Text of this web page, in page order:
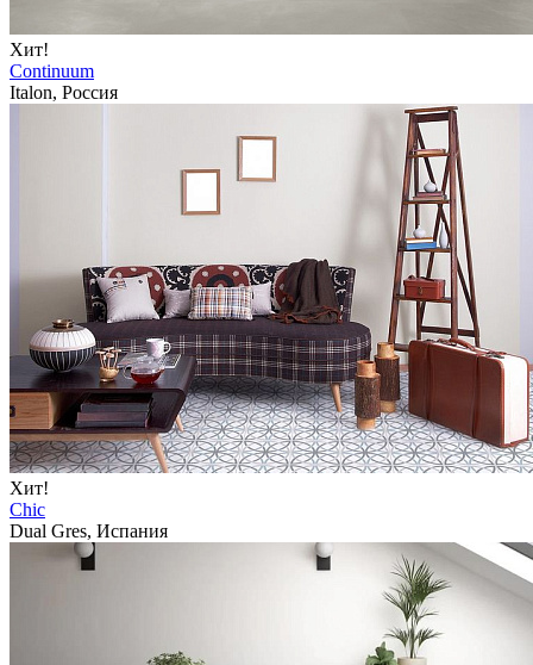
Хит!
Continuum
Italon, Россия
Хит!
Chic
Dual Gres, Испания